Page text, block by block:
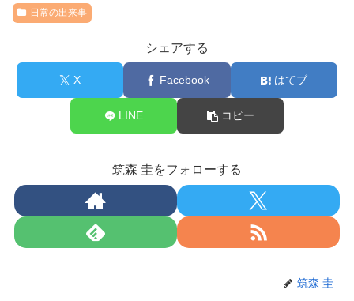
日常の出来事
シェアする
X Facebook はてブ
LINE コピー
筑森 圭をフォローする
筑森 圭